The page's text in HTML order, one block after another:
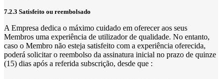
7.2.3 Satisfeito ou reembolsado
A Empresa dedica o máximo cuidado em oferecer aos seus
Membros uma experiência de utilizador de qualidade. No entanto,
caso o Membro não esteja satisfeito com a experiência oferecida,
poderá solicitar o reembolso da assinatura inicial no prazo de quinze
(15) dias após a referida subscrição, desde que :